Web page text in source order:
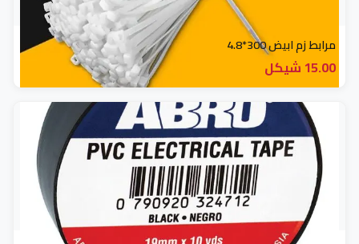
شبكات واتصالات (33)
صيانة (6)
طابعات كاشير (2)
طابعات مكتبية (4)
علب قواعد (5)
مرابط زم ابيض 300*4.8
15.00 شيكل